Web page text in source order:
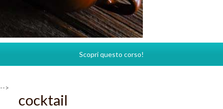
Scopri questo corso!
-->
cocktail